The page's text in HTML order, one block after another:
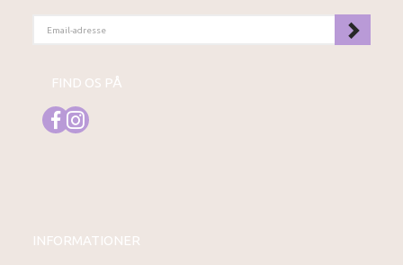
ADRESSE
FIND OS PÅ
INFORMATIONER